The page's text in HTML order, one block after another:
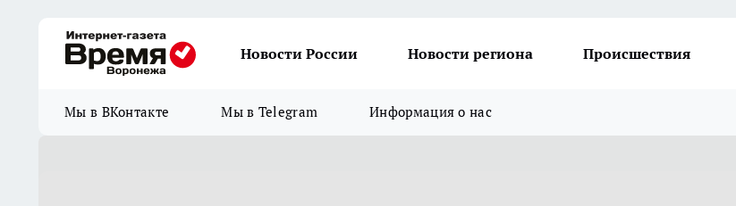
Новости России Новости региона Происшествия
Мы в ВКонтакте Мы в Telegram Информация о нас